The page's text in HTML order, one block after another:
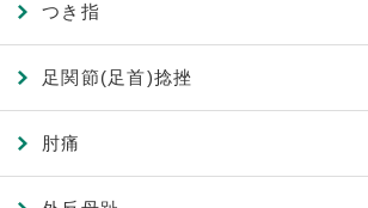
つき指
足関節(足首)捻挫
肘痛